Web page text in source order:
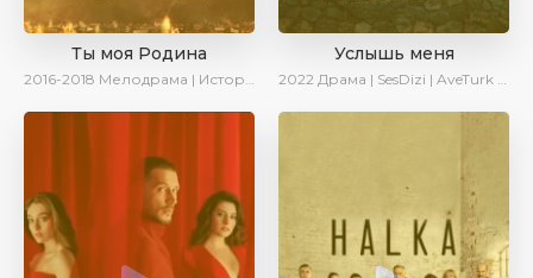
Ты моя Родина
2016-2018 Мелодрама | Исторический | Военный | Turok1990
Услышь меня
2022 Драма | SesDizi | AveTurk | Turok1990